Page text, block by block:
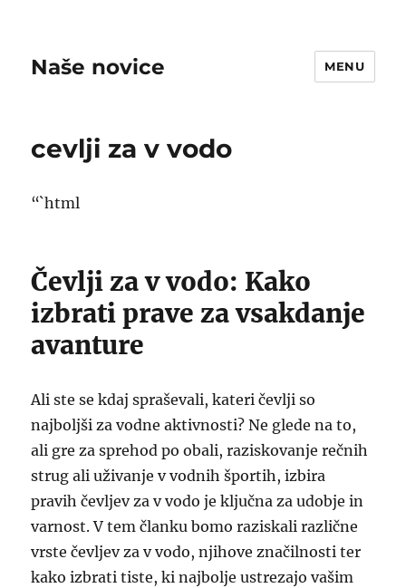
Naše novice MENU
cevlji za v vodo
“`html
Čevlji za v vodo: Kako
izbrati prave za vsakdanje
avanture
Ali ste se kdaj spraševali, kateri čevlji so
najboljši za vodne aktivnosti? Ne glede na to,
ali gre za sprehod po obali, raziskovanje rečnih
strug ali uživanje v vodnih športih, izbira
pravih čevljev za v vodo je ključna za udobje in
varnost. V tem članku bomo raziskali različne
vrste čevljev za v vodo, njihove značilnosti ter
kako izbrati tiste, ki najbolje ustrezajo vašim